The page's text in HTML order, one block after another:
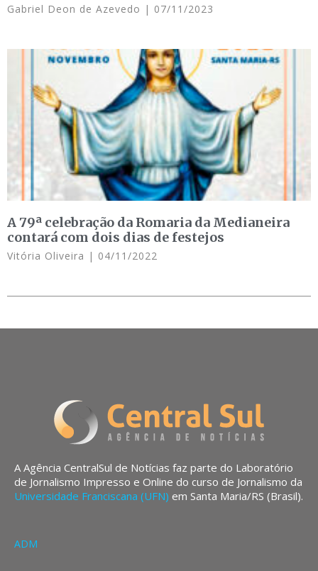
Gabriel Deon de Azevedo 07/11/2023
A 79ª celebração da Romaria da Medianeira
contará com dois dias de festejos
Vitória Oliveira 04/11/2022
A Agência CentralSul de Notícias faz parte do Laboratório
de Jornalismo Impresso e Online do curso de Jornalismo da
Universidade Franciscana (UFN) em Santa Maria/RS (Brasil).
ADM